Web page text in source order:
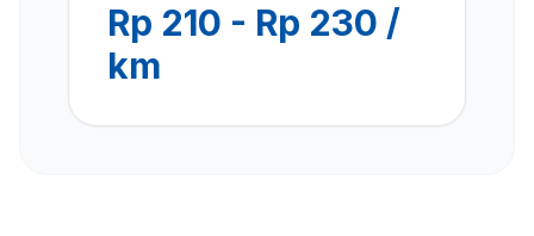
Rp 210 - Rp 230 /
km